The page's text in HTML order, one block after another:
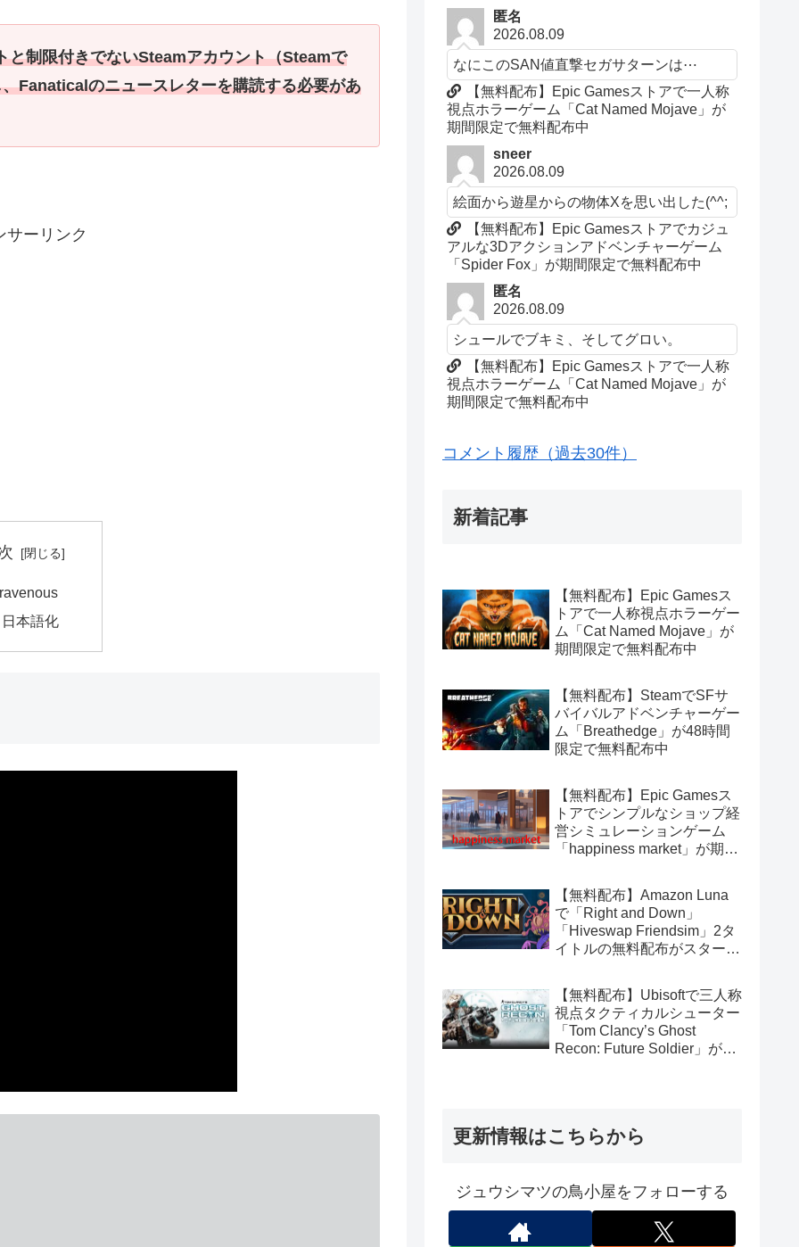
制限付きでないSteamアカウント（Steamで
Fanaticalのニュースレターを購読する必要があ
サーリンク
日本語化
匿名
2026.08.09
なにこのSAN値直撃セガサターンは⋯
【無料配布】Epic Gamesストアで一人称
視点ホラーゲーム「Cat Named Mojave」が
期間限定で無料配布中
sneer
2026.08.09
絵面から遊星からの物体Xを思い出した(^^;
【無料配布】Epic Gamesストアでカジュ
アルな3Dアクションアドベンチャーゲーム
「Spider Fox」が期間限定で無料配布中
匿名
2026.08.09
シュールでブキミ、そしてグロい。
【無料配布】Epic Gamesストアで一人称
視点ホラーゲーム「Cat Named Mojave」が
期間限定で無料配布中
コメント履歴（過去30件）
新着記事
【無料配布】Epic Gamesス
トアで一人称視点ホラーゲー
ム「Cat Named Mojave」が
期間限定で無料配布中
【無料配布】SteamでSFサ
バイバルアドベンチャーゲー
ム「Breathedge」が48時間
限定で無料配布中
【無料配布】Epic Gamesス
トアでシンプルなショップ経
営シミュレーションゲーム
「happiness market」が期間
【無料配布】Amazon Luna
で「Right and Down」
「Hiveswap Friendsim」2タ
イトルの無料配布がスタート
【無料配布】Ubisoftで三人称
視点タクティカルシューター
「Tom Clancy’s Ghost
Recon: Future Soldier」が期
更新情報はこちらから
ジュウシマツの鳥小屋をフォローする